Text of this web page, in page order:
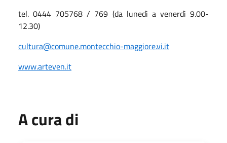
tel. 0444 705768 / 769 (da lunedì a venerdì 9.00-
12.30)
cultura@comune.montecchio-maggiore.vi.it
www.arteven.it
A cura di